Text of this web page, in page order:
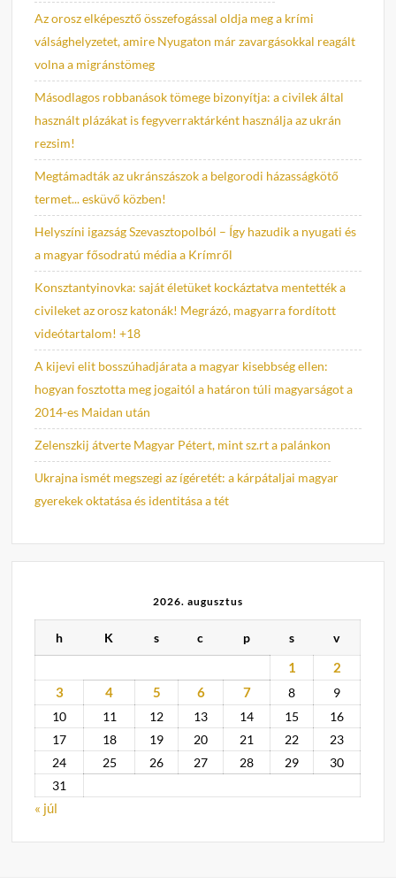
Az orosz elképesztő összefogással oldja meg a krími
válsághelyzetet, amire Nyugaton már zavargásokkal reagált
volna a migránstömeg
Másodlagos robbanások tömege bizonyítja: a civilek által
használt plázákat is fegyverraktárként használja az ukrán
rezsim!
Megtámadták az ukránszászok a belgorodi házasságkötő
termet... esküvő közben!
Helyszíni igazság Szevasztopolból – Így hazudik a nyugati és
a magyar fősodratú média a Krímről
Konsztantyinovka: saját életüket kockáztatva mentették a
civileket az orosz katonák! Megrázó, magyarra fordított
videótartalom! +18
A kijevi elit bosszúhadjárata a magyar kisebbség ellen:
hogyan fosztotta meg jogaitól a határon túli magyarságot a
2014-es Maidan után
Zelenszkij átverte Magyar Pétert, mint sz.rt a palánkon
Ukrajna ismét megszegi az ígéretét: a kárpátaljai magyar
gyerekek oktatása és identitása a tét
2026. augusztus
h K s c p s v
1
2
3
4 5 6 7 8
9
10
11 12 13 14 15
16
17
18 19 20 21 22
23
24
25 26 27 28 29
30
31
« júl